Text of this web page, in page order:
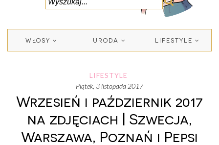
WŁOSY URODA LIFESTYLE
LIFESTYLE
piątek, 3 listopada 2017
Wrzesień i październik 2017
na zdjęciach | Szwecja,
Warszawa, Poznań i Pepsi